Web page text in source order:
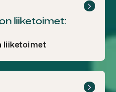
liiketoimet:
liiketoimet